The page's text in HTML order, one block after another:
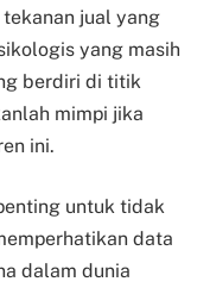
jual yang
yang masih
berdiri di titik
mimpi jika
ini.
untuk tidak
data
dalam dunia